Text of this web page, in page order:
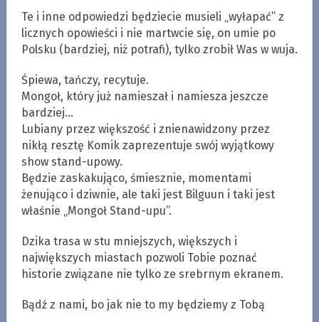
Te i inne odpowiedzi będziecie musieli „wyłapać” z
licznych opowieści i nie martwcie się, on umie po
Polsku (bardziej, niż potrafi), tylko zrobił Was w wuja.
Śpiewa, tańczy, recytuje.
Mongoł, który już namieszał i namiesza jeszcze
bardziej…
Lubiany przez większość i znienawidzony przez
nikłą resztę Komik zaprezentuje swój wyjątkowy
show stand-upowy.
Będzie zaskakująco, śmiesznie, momentami
żenująco i dziwnie, ale taki jest Bilguun i taki jest
właśnie „Mongoł Stand-upu”.
Dzika trasa w stu mniejszych, większych i
największych miastach pozwoli Tobie poznać
historie związane nie tylko ze srebrnym ekranem.
Bądź z nami, bo jak nie to my będziemy z Tobą